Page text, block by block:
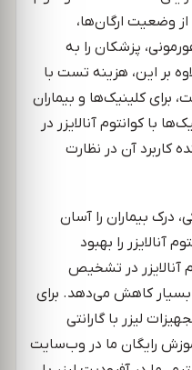
از وضعیت ارگان‌ها،
پزشکان را به
بر این، هزینه تست با
برای کلینیک‌ها و بیماران
با کوانتوم آنالایزر در
کاربرد آن در نظارت
درک بیماران را آسان
آنالایزر را بهبود
آنالایزر در تشخیص
بسیار کاهش می‌دهد. برای
لیزر با گارانتی
رایگان ما در وب‌سایت